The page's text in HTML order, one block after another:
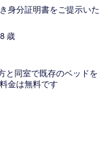
身分証明書をご提示いた
歳
と同室で既存のベッドを
金は無料です